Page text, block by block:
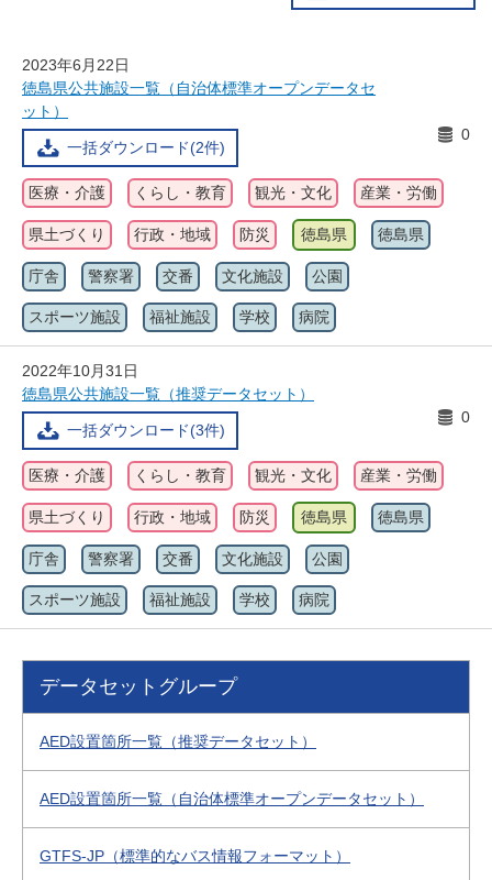
2023年6月22日
徳島県公共施設一覧（自治体標準オープンデータセ
ット）
一括ダウンロード(2件)
0
医療・介護 くらし・教育 観光・文化 産業・労働
県土づくり 行政・地域 防災 徳島県 徳島県
庁舎 警察署 交番 文化施設 公園
スポーツ施設 福祉施設 学校 病院
2022年10月31日
徳島県公共施設一覧（推奨データセット）
一括ダウンロード(3件)
0
医療・介護 くらし・教育 観光・文化 産業・労働
県土づくり 行政・地域 防災 徳島県 徳島県
庁舎 警察署 交番 文化施設 公園
スポーツ施設 福祉施設 学校 病院
データセットグループ
AED設置箇所一覧（推奨データセット）
AED設置箇所一覧（自治体標準オープンデータセット）
GTFS-JP（標準的なバス情報フォーマット）